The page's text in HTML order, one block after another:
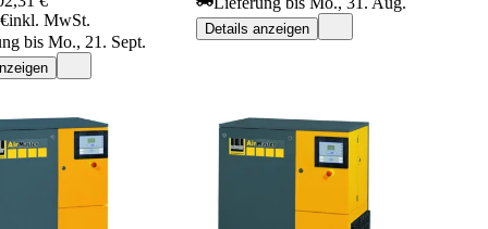
inkl. MwSt.
bis Mo., 21. Sept.
Details anzeigen